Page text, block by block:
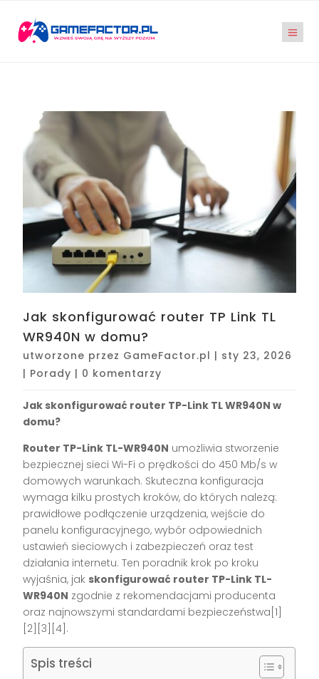
Jak skonfigurować router TP Link TL
WR940N w domu?
utworzone przez GameFactor.pl | sty 23, 2026
| Porady | 0 komentarzy
Jak skonfigurować router TP-Link TL WR940N w
domu?
Router TP-Link TL-WR940N umożliwia stworzenie
bezpiecznej sieci Wi-Fi o prędkości do 450 Mb/s w
domowych warunkach. Skuteczna konfiguracja
wymaga kilku prostych kroków, do których należą:
prawidłowe podłączenie urządzenia, wejście do
panelu konfiguracyjnego, wybór odpowiednich
ustawień sieciowych i zabezpieczeń oraz test
działania internetu. Ten poradnik krok po kroku
wyjaśnia, jak skonfigurować router TP-Link TL-
WR940N zgodnie z rekomendacjami producenta
oraz najnowszymi standardami bezpieczeństwa[1]
[2][3][4].
Spis treści